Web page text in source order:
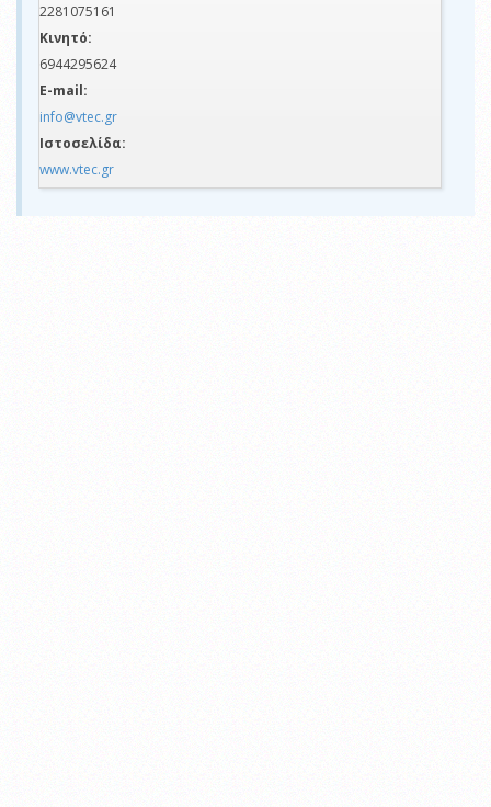
2281075161
Κινητό:
6944295624
E-mail:
info@vtec.gr
Ιστοσελίδα:
www.vtec.gr